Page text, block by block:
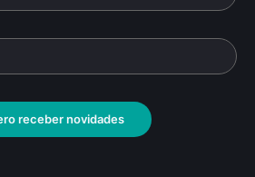
Alas
Brasil
receber novidades